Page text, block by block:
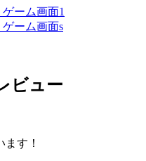
ビュー
す！